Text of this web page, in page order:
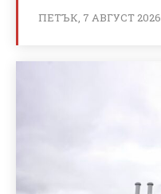
ПЕТЪК, 7 АВГУСТ 2026